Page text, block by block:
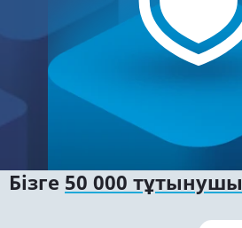
Бізге 50 000 тұтынушы